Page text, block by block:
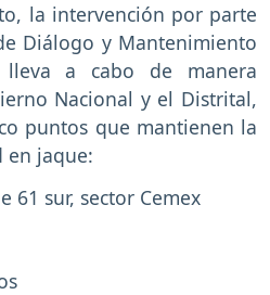
la intervención por parte
Diálogo y Mantenimiento
a cabo de manera
Nacional y el Distrital,
puntos que mantienen la
en jaque:
61 sur, sector Cemex